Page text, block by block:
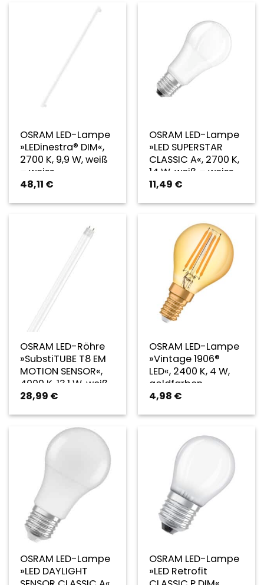
OSRAM LED-Lampe
»LEDinestra® DIM«,
2700 K, 9,9 W, weiß
– weiss
48,11 €
OSRAM LED-Lampe
»LED SUPERSTAR
CLASSIC A«, 2700 K,
14 W, weiß – weiss
11,49 €
OSRAM LED-Röhre
»SubstiTUBE T8 EM
MOTION SENSOR«,
4000 K, 13,1 W, weiß
– weiss
28,99 €
OSRAM LED-Lampe
»Vintage 1906®
LED«, 2400 K, 4 W,
goldfarben
4,98 €
OSRAM LED-Lampe
»LED DAYLIGHT
OSRAM LED-Lampe
»LED Retrofit